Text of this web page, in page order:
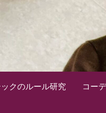
クのルール研究 コー